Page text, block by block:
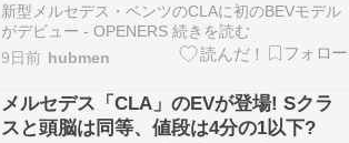
新型メルセデス・ベンツのCLAに初のBEVモデル
がデビュー - OPENERS 続きを読む
9日前 hubmen
メルセデス「CLA」のEVが登場! Sクラ
スと頭脳は同等、値段は4分の1以下?